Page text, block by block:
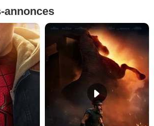
annonces